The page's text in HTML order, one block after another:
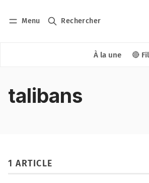
Menu Rechercher
À la une 🔴
talibans
1 ARTICLE